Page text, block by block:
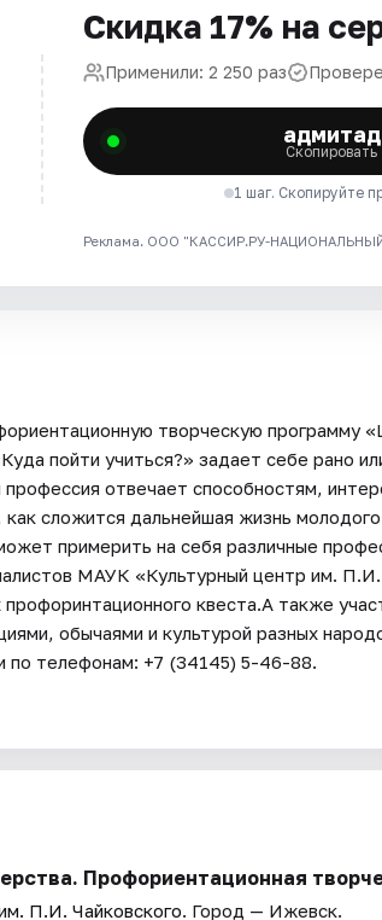
Скидка 17% на
Применили: 2 250 раз
адмитад
Скопировать
1 шаг. Скопируйте
Реклама. ООО "КАССИР.РУ-НАЦИОНАЛЬНЫЙ
творческую программу
пойти учиться?» задает себе рано
отвечает способностям,
сложится дальнейшая жизнь молодого
примерить на себя различные
МАУК «Культурный центр им. П.И.
квеста.А также
обычаями и культурой разных
по телефонам: +7 (34145) 5-46-88.
Профориентационная
П.И. Чайковского. Город — Ижевск.